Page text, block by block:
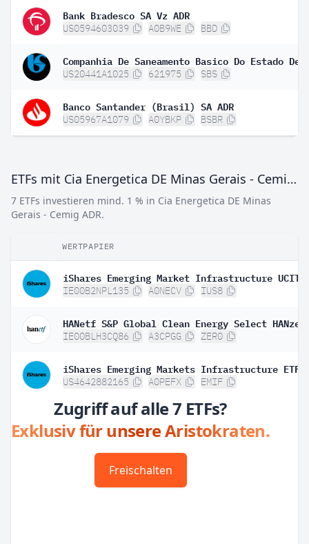
Bank Bradesco SA Vz ADR
US0594603039 A0B9WE BBD
US20441A1025 621975 SBS
Banco Santander (Brasil) SA ADR
US05967A1079 A0YBKP BSBR
ETFs mit Cia Energetica DE Minas Gerais - Cemig ADR
7 ETFs investieren mind. 1 % in Cia Energetica DE Minas
Gerais - Cemig ADR.
WERTPAPIER
IE00B2NPL135 A0NECV IUS8
IE00BLH3CQ86 A3CPGG ZER0
iShares Emerging Markets Infrastructure ETF
US4642882165 A0PEFX EMIF
Zugriff auf alle 7 ETFs?
Exklusiv für unsere Aristokraten.
Freischalten